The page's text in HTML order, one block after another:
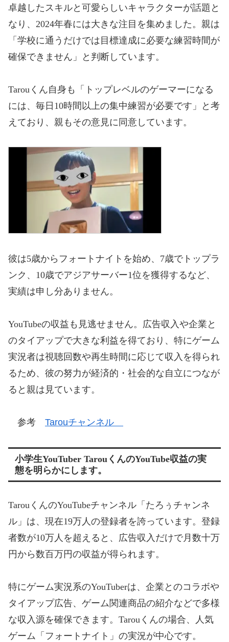
卓越したスキルと可愛らしいキャラクターが話題と
なり、2024年春には大きな注目を集めました。親は
「学校に通うだけでは目標達成に必要な練習時間が
確保できません」と判断しています。
Tarou くん自身も「トップレベルのゲーマーになる
には、毎日10時間以上の集中練習が必要です」と考
えており、親もその意見に同意しています。
彼は5歳からフォートナイトを始め、7歳でトップラ
ンク、10歳でアジアサーバー1位を獲得するなど、
実績は申し分ありません。
YouTubeの収益も見逃せません。広告収入や企業と
のタイアップで大きな利益を得ており、特にゲーム
実況者は視聴回数や再生時間に応じて収入を得られ
るため、彼の努力が経済的・社会的な自立につなが
ると親は見ています。
参考 Tarouチャンネル
小学生YouTuber TarouくんのYouTube収益の実
態を明らかにします。
Tarou くんのYouTubeチャンネル「たろぅチャンネ
ル」は、現在19万人の登録者を誇っています。登録
者数が10万人を超えると、広告収入だけで月数十万
円から数百万円の収益が得られます。
特にゲーム実況系のYouTuberは、企業とのコラボや
タイアップ広告、ゲーム関連商品の紹介などで多様
な収入源を確保できます。 Tarou くんの場合、人気
ゲーム「フォートナイト」の実況が中心です。